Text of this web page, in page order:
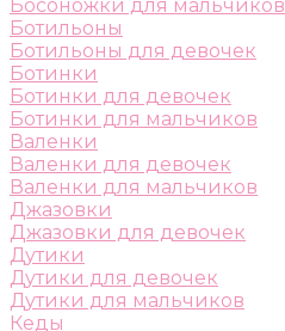
Босоножки для мальчиков
Ботильоны
Ботильоны для девочек
Ботинки
Ботинки для девочек
Ботинки для мальчиков
Валенки
Валенки для девочек
Валенки для мальчиков
Джазовки
Джазовки для девочек
Дутики
Дутики для девочек
Дутики для мальчиков
Кеды